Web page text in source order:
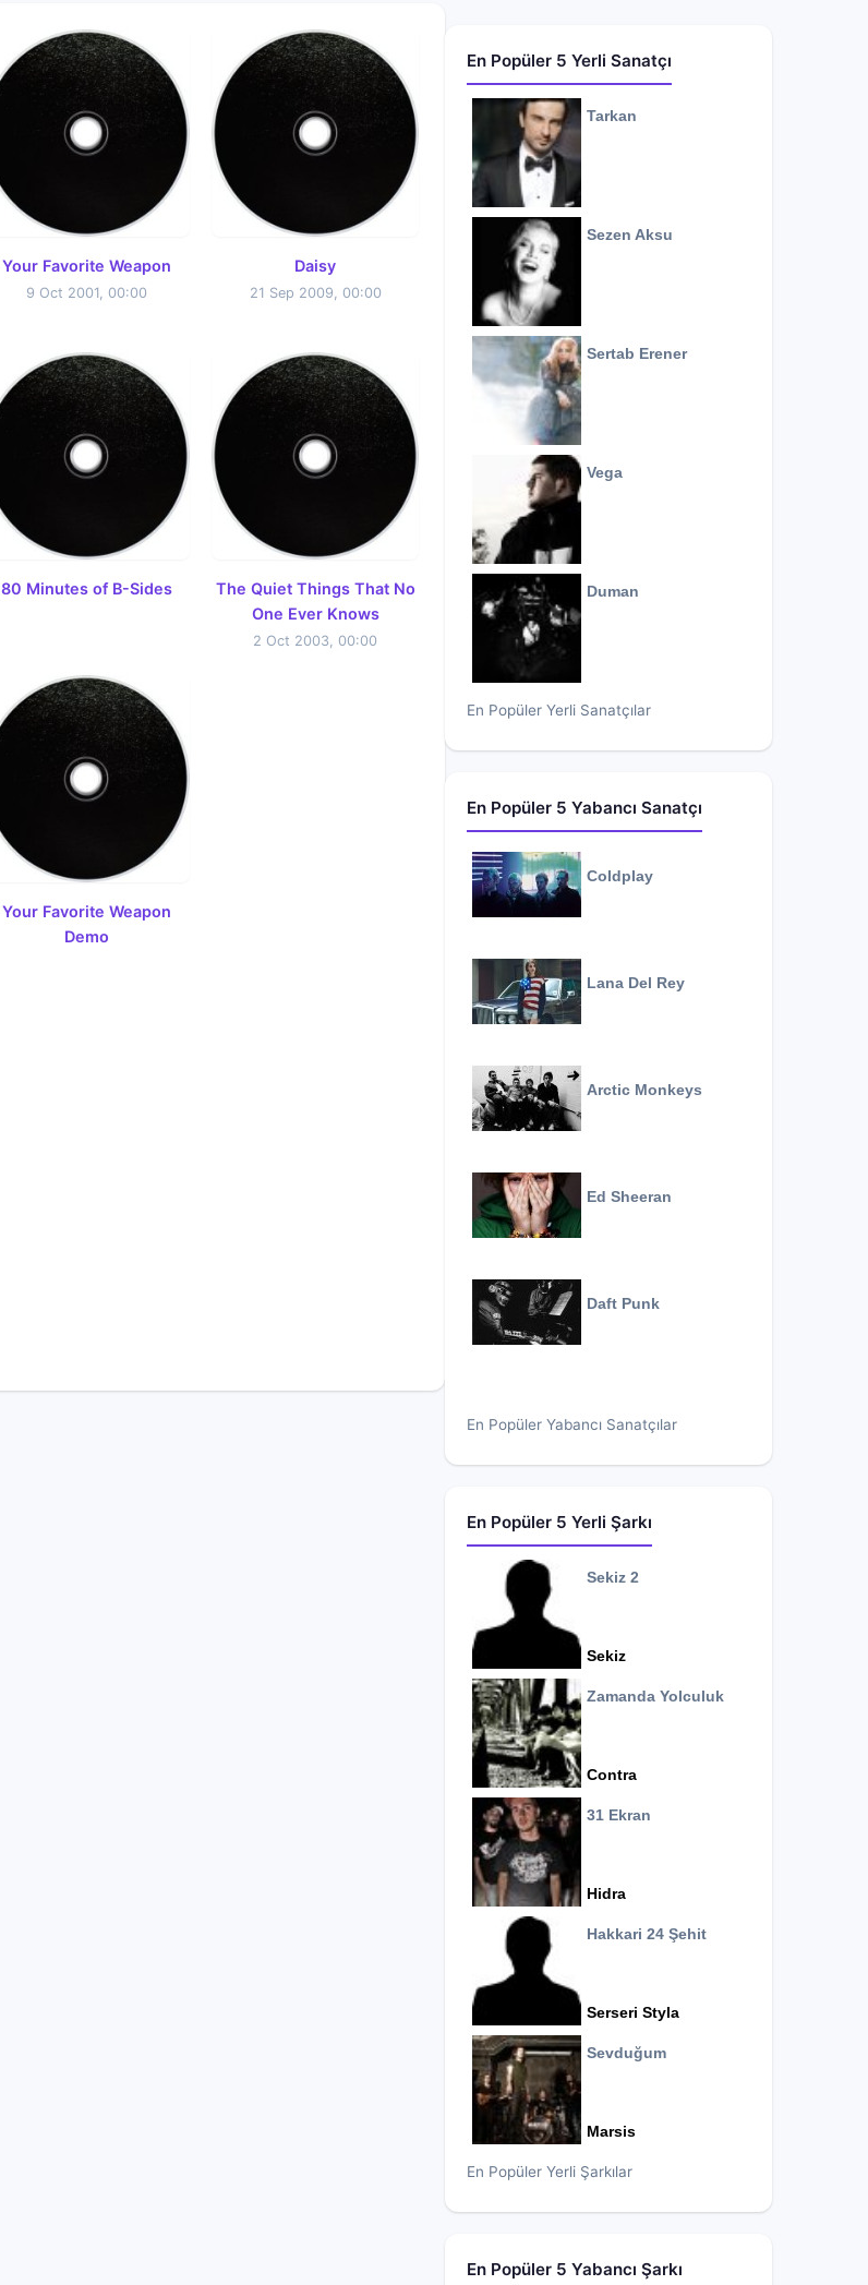
Your Favorite Weapon
9 Oct 2001, 00:00
Daisy
21 Sep 2009, 00:00
80 Minutes of B-Sides
The Quiet Things That No
One Ever Knows
2 Oct 2003, 00:00
Your Favorite Weapon
Demo
En Popüler 5 Yerli Sanatçı
Tarkan
Sezen Aksu
Sertab Erener
Vega
Duman
En Popüler Yerli Sanatçılar
En Popüler 5 Yabancı Sanatçı
Coldplay
Lana Del Rey
Arctic Monkeys
Ed Sheeran
Daft Punk
En Popüler Yabancı Sanatçılar
En Popüler 5 Yerli Şarkı
Sekiz 2
Sekiz
Zamanda Yolculuk
Contra
31 Ekran
Hidra
Hakkari 24 Şehit
Serseri Styla
Sevduğum
Marsis
En Popüler Yerli Şarkılar
En Popüler 5 Yabancı Şarkı